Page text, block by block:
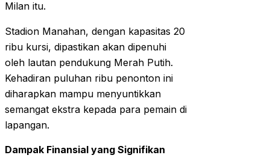
Milan itu.
Stadion Manahan, dengan kapasitas 20
ribu kursi, dipastikan akan dipenuhi
oleh lautan pendukung Merah Putih.
Kehadiran puluhan ribu penonton ini
diharapkan mampu menyuntikkan
semangat ekstra kepada para pemain di
lapangan.
Dampak Finansial yang Signifikan